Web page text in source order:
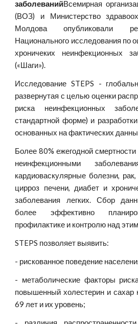
заболеванийВсемирная
(ВОЗ) и Министерство
Молдова опубликовали
Национального исследования по
хроничеких неинфекционных
(«Шаги»).
Исследование STEPS -
развернутая с целью оценки
риска неинфекционных
стандартной форме) и
основанных на фактических
Более 80% ежегодной
неинфекционными
кардиоваскулярные болезни, рак,
цирроз печени, диабет и
заболевания легких. Сбор
более эффективно
профилактике и контролю над
STEPS позволяет выявить:
- рискованное поведение
- метаболические факторы
повышенный холестерин и сахар
69 лет и их уровень;